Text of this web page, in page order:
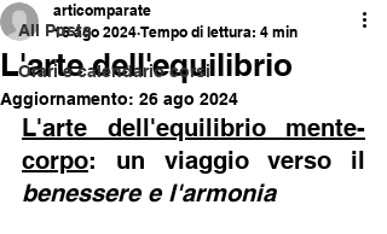
All Posts
Orari e calendario corsi
L'arte dell'equilibrio
articomparate
16 ago 2024 Tempo di lettura: 4 min
Aggiornamento: 26 ago 2024
L'arte dell'equilibrio mente-
corpo
benessere e l'armonia